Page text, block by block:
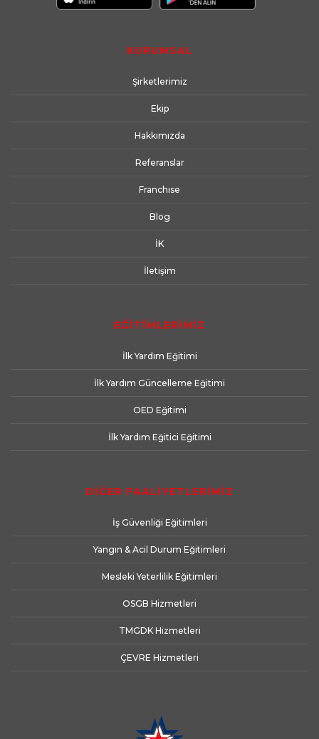
KURUMSAL
Şirketlerimiz
Ekip
Hakkımızda
Referanslar
Franchıse
Blog
İK
İletişim
EĞİTİMLERİMİZ
İlk Yardım Eğitimi
İlk Yardım Güncelleme Eğitimi
OED Eğitimi
İlk Yardım Eğitici Eğitimi
DİĞER FAALİYETLERİMİZ
İş Güvenliği Eğitimleri
Yangın & Acil Durum Eğitimleri
Mesleki Yeterlilik Eğitimleri
OSGB Hizmetleri
TMGDK Hizmetleri
ÇEVRE Hizmetleri